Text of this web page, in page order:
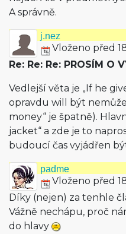
A správně.
j.nez
Vloženo před
Re: Re: Re: PROSÍM O
Vedlejší věta je „If he
opravdu will být
money“ je špatně).
jacket“ a zde je to
budoucí čas vyjádřen
padme
Vloženo před
Díky (nejen) za tenhle
Vážně nechápu, proč
do hlavy